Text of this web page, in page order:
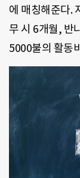
에 매칭해준다.
무 시 6개월, 반
5000불의 활동